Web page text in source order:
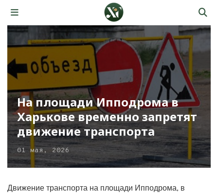
На площади Ипподрома в
Харькове временно запретят
движение транспорта
01 мая, 2026
Движение транспорта на площади Ипподрома, в